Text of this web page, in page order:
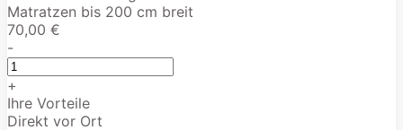
Matratzen bis 200 cm breit
70,00 €
-
+
Ihre Vorteile
Direkt vor Ort